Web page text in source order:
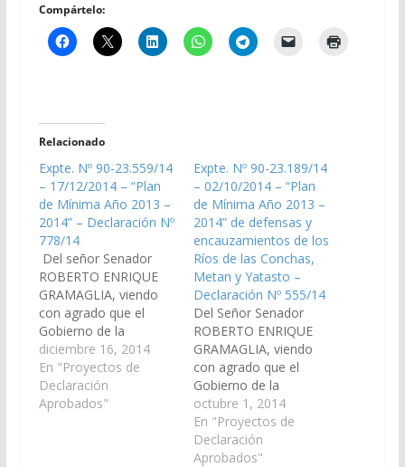
Compártelo:
Relacionado
Expte. Nº 90-23.559/14
– 17/12/2014 – “Plan
de Mínima Año 2013 –
2014” – Declaración Nº
778/14
Del señor Senador
ROBERTO ENRIQUE
GRAMAGLIA, viendo
con agrado que el
Gobierno de la
Provincia de Salta,
provea de los medios
para que se realicen en
forma urgente, los
diciembre 16, 2014
En "Proyectos de
Declaración
Aprobados"
Expte. Nº 90-23.189/14
– 02/10/2014 – “Plan
de Mínima Año 2013 –
2014” de defensas y
encauzamientos de los
Ríos de las Conchas,
Metan y Yatasto –
Declaración Nº 555/14
Del Señor Senador
ROBERTO ENRIQUE
GRAMAGLIA, viendo
con agrado que el
Gobierno de la
Provincia de Salta,
provea de los medios
para que se realicen
los trabajos con el fin
octubre 1, 2014
En "Proyectos de
Declaración
Aprobados"